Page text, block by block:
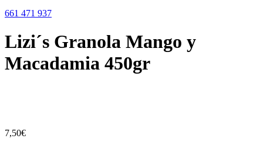
661 471 937
Lizi´s Granola Mango y
Macadamia 450gr
7,50€